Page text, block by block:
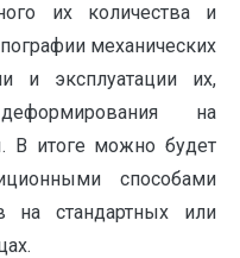
их количества и
механических
и эксплуатации их,
на
В итоге можно будет
способами
на стандартных или